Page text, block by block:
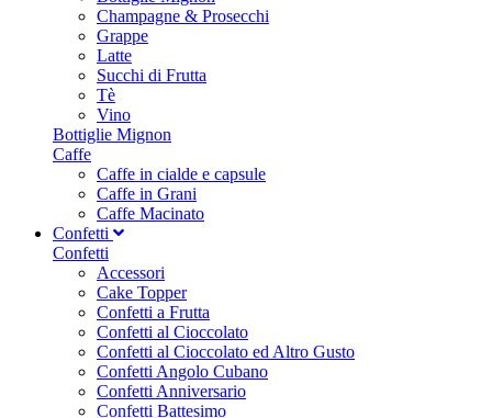
Champagne & Prosecchi
Grappe
Latte
Succhi di Frutta
Tè
Vino
Bottiglie Mignon
Caffe
Caffe in cialde e capsule
Caffe in Grani
Caffe Macinato
Confetti
Confetti
Accessori
Cake Topper
Confetti a Frutta
Confetti al Cioccolato
Confetti al Cioccolato ed Altro Gusto
Confetti Angolo Cubano
Confetti Anniversario
Confetti Battesimo